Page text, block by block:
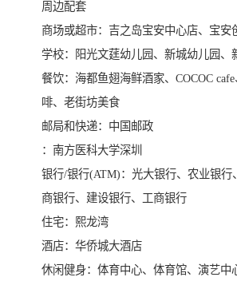
周边配套
商场或超市：吉之岛宝安中心店、宝安
学校：阳光文莛幼儿园、新城幼儿园、
餐饮：海都鱼翅海鲜酒家、COCOC
啡、老街坊美食
邮局和快递：中国邮政
：南方医科大学深圳
银行/银行(ATM)：光大银行、农业银行
商银行、建设银行、工商银行
住宅：熙龙湾
酒店：华侨城大酒店
休闲健身：体育中心、体育馆、演艺中